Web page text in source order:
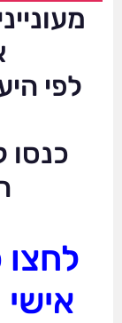
לפי
כנסו